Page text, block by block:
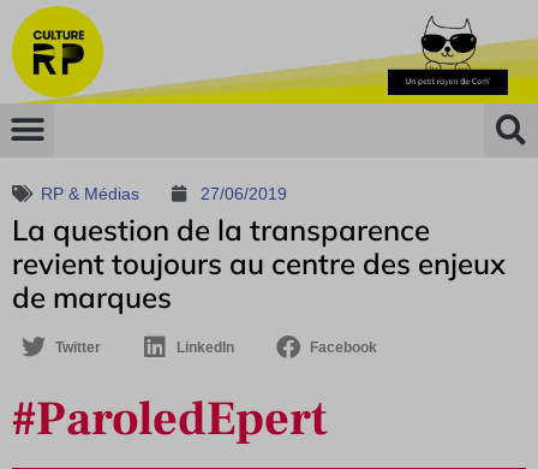
RP & Médias 27/06/2019
La question de la transparence
revient toujours au centre des enjeux
de marques
Twitter LinkedIn Facebook
#ParoledEpert